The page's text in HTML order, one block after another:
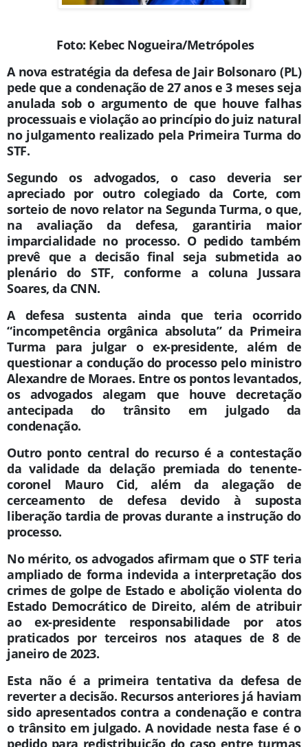
Foto: Kebec Nogueira/Metrópoles
A nova estratégia da defesa de Jair Bolsonaro (PL)
pede que a condenação de 27 anos e 3 meses seja
anulada sob o argumento de que houve falhas
processuais e violação ao princípio do juiz natural
no julgamento realizado pela Primeira Turma do
STF.
Segundo os advogados, o caso deveria ser
apreciado por outro colegiado da Corte, com
sorteio de novo relator na Segunda Turma, o que,
na avaliação da defesa, garantiria maior
imparcialidade no processo. O pedido também
prevê que a decisão final seja submetida ao
plenário do STF, conforme a coluna Jussara
Soares, da CNN.
A defesa sustenta ainda que teria ocorrido
“incompetência orgânica absoluta” da Primeira
Turma para julgar o ex-presidente, além de
questionar a condução do processo pelo ministro
Alexandre de Moraes. Entre os pontos levantados,
os advogados alegam que houve decretação
antecipada do trânsito em julgado da
condenação.
Outro ponto central do recurso é a contestação
da validade da delação premiada do tenente-
coronel Mauro Cid, além da alegação de
cerceamento de defesa devido à suposta
liberação tardia de provas durante a instrução do
processo.
No mérito, os advogados afirmam que o STF teria
ampliado de forma indevida a interpretação dos
crimes de golpe de Estado e abolição violenta do
Estado Democrático de Direito, além de atribuir
ao ex-presidente responsabilidade por atos
praticados por terceiros nos ataques de 8 de
janeiro de 2023.
Esta não é a primeira tentativa da defesa de
reverter a decisão. Recursos anteriores já haviam
sido apresentados contra a condenação e contra
o trânsito em julgado. A novidade nesta fase é o
pedido para redistribuição do caso entre turmas